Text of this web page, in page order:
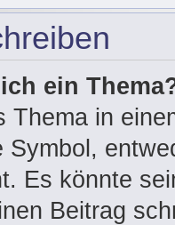
ein
Thema in
Symbol,
Es könnte
Beitrag